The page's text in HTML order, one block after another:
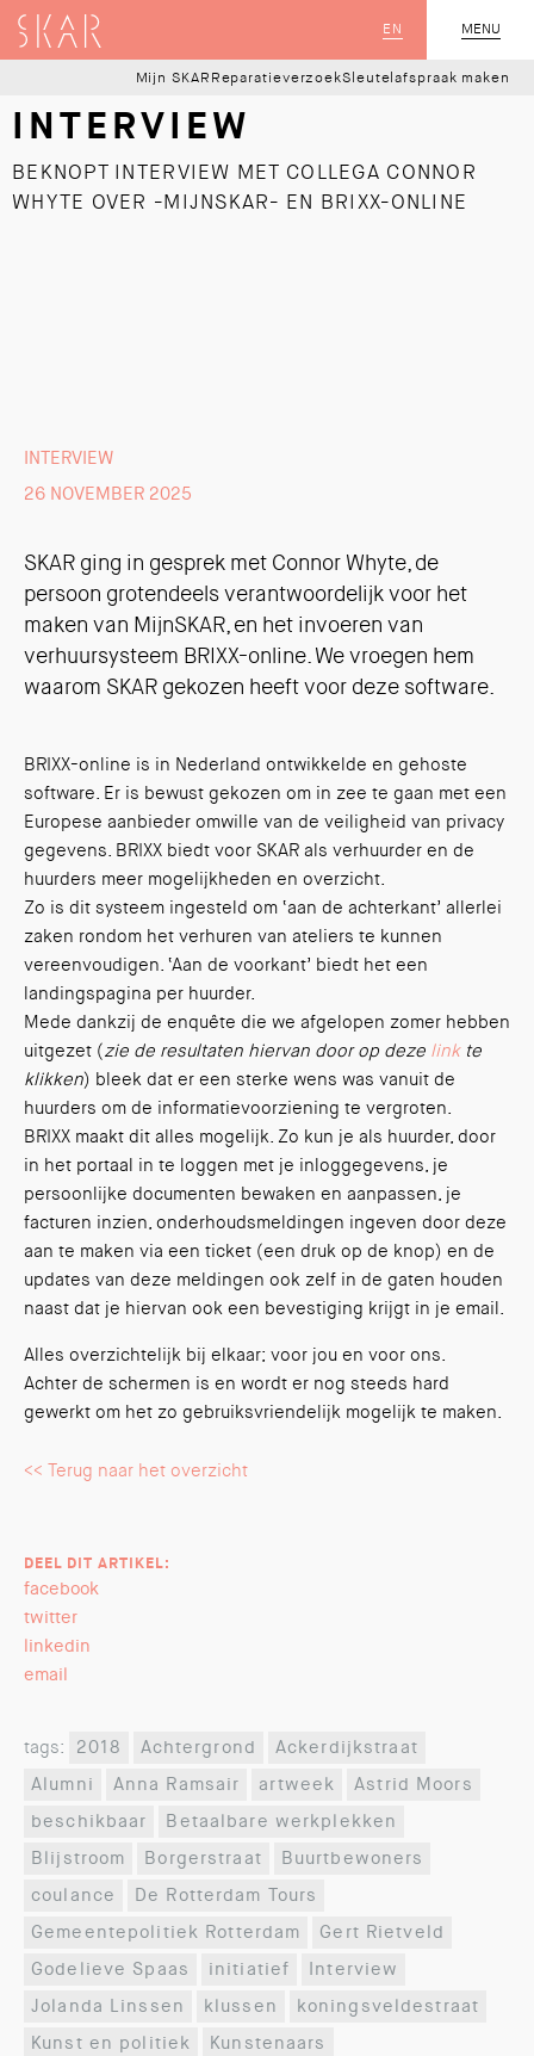
MENU
SLUIT
EN
SKAR
Mijn SKAR ReparatieverzoekSleutelafspraak maken
INTERVIEW
BEKNOPT INTERVIEW MET COLLEGA CONNOR
WHYTE OVER -MIJNSKAR- EN BRIXX-ONLINE
INTERVIEW
26 NOVEMBER 2025
SKAR ging in gesprek met Connor Whyte, de
persoon grotendeels verantwoordelijk voor het
maken van MijnSKAR, en het invoeren van
verhuursysteem BRIXX-online. We vroegen hem
waarom SKAR gekozen heeft voor deze software.
BRIXX-online is in Nederland ontwikkelde en gehoste
software. Er is bewust gekozen om in zee te gaan met een
Europese aanbieder omwille van de veiligheid van privacy
gegevens. BRIXX biedt voor SKAR als verhuurder en de
huurders meer mogelijkheden en overzicht.
Zo is dit systeem ingesteld om ‘aan de achterkant’ allerlei
zaken rondom het verhuren van ateliers te kunnen
vereenvoudigen. ‘Aan de voorkant’ biedt het een
landingspagina per huurder.
Mede dankzij de enquête die we afgelopen zomer hebben
uitgezet (zie de resultaten hiervan door op deze linkte
klikken) bleek dat er een sterke wens was vanuit de
huurders om de informatievoorziening te vergroten.
BRIXX maakt dit alles mogelijk. Zo kun je als huurder, door
in het portaal in te loggen met je inloggegevens, je
persoonlijke documenten bewaken en aanpassen, je
facturen inzien, onderhoudsmeldingen ingeven door deze
aan te maken via een ticket (een druk op de knop) en de
updates van deze meldingen ook zelf in de gaten houden
naast dat je hiervan ook een bevestiging krijgt in je email.
Alles overzichtelijk bij elkaar; voor jou en voor ons.
Achter de schermen is en wordt er nog steeds hard
gewerkt om het zo gebruiksvriendelijk mogelijk te maken.
<< Terug naar het overzicht
DEEL DIT ARTIKEL:
facebook
twitter
linkedin
email
tags: 2018 Achtergrond
Ackerdijkstraat
Alumni
Anna Ramsair artweek
Astrid Moors
beschikbaar
Betaalbare werkplekken
Blijstroom
Borgerstraat
Buurtbewoners
coulance
De Rotterdam Tours
Gemeentepolitiek Rotterdam
Gert Rietveld
Godelieve Spaas
initiatief
Interview
Jolanda Linssen
klussen
koningsveldestraat
Kunst en politiek
Kunstenaars